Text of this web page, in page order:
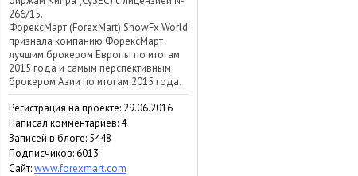
266/15.
ФорексМарт (ForexMart) ShowFx World
признала компанию ФорексМарт
лучшим брокером Европы по итогам
2015 года и самым перспективным
брокером Азии по итогам 2015 года.
Регистрация на проекте: 29.06.2016
Написал комментариев: 4
Записей в блоге: 5448
Подписчиков:6013
Сайт:www.forexmart.com